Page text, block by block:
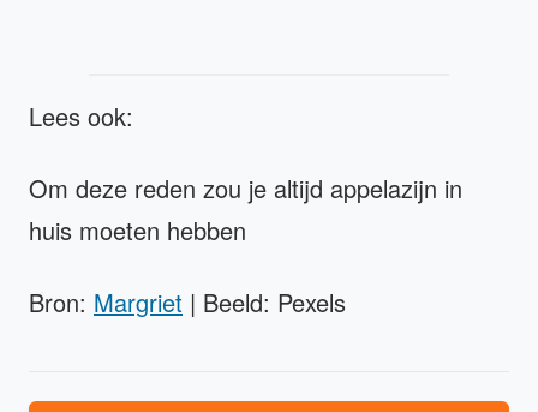
Lees ook:
Om deze reden zou je altijd appelazijn in
huis moeten hebben
Bron: Margriet | Beeld: Pexels